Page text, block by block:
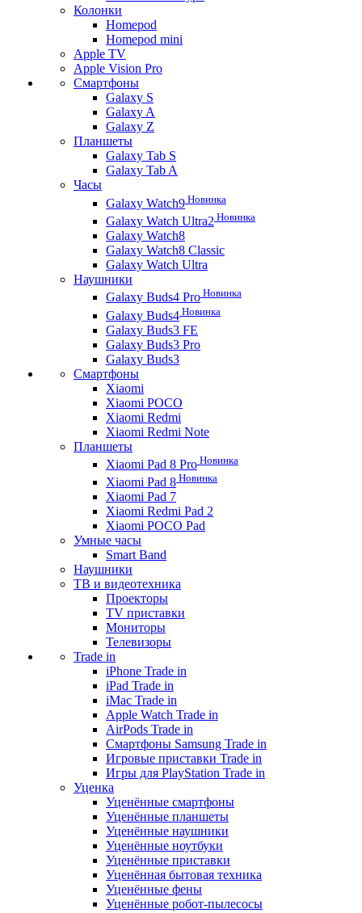
Колонки
Homepod
Homepod mini
Apple TV
Apple Vision Pro
Смартфоны
Galaxy S
Galaxy A
Galaxy Z
Планшеты
Galaxy Tab S
Galaxy Tab A
Часы
Galaxy Watch9 Новинка
Galaxy Watch Ultra2 Новинка
Galaxy Watch8
Galaxy Watch8 Classic
Galaxy Watch Ultra
Наушники
Galaxy Buds4 Pro Новинка
Galaxy Buds4 Новинка
Galaxy Buds3 FE
Galaxy Buds3 Pro
Galaxy Buds3
Смартфоны
Xiaomi
Xiaomi POCO
Xiaomi Redmi
Xiaomi Redmi Note
Планшеты
Xiaomi Pad 8 Pro Новинка
Xiaomi Pad 8 Новинка
Xiaomi Pad 7
Xiaomi Redmi Pad 2
Xiaomi POCO Pad
Умные часы
Smart Band
Наушники
ТВ и видеотехника
Проекторы
TV приставки
Мониторы
Телевизоры
Trade in
iPhone Trade in
iPad Trade in
iMac Trade in
Apple Watch Trade in
AirPods Trade in
Смартфоны Samsung Trade in
Игровые приставки Trade in
Игры для PlayStation Trade in
Уценка
Уценённые смартфоны
Уценённые планшеты
Уценённые наушники
Уценённые ноутбуки
Уценённые приставки
Уценённая бытовая техника
Уценённые фены
Уценённые робот-пылесосы